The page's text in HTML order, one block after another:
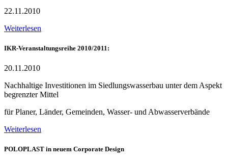
22.11.2010
Weiterlesen
IKR-Veranstaltungsreihe 2010/2011:
20.11.2010
Nachhaltige Investitionen im Siedlungswasserbau unter dem Aspekt
begrenzter Mittel
für Planer, Länder, Gemeinden, Wasser- und Abwasserverbände
Weiterlesen
POLOPLAST in neuem Corporate Design